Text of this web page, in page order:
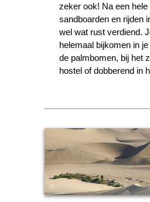
zeker ook! Na een
sandboarden en rijden
wel wat rust verdiend.
helemaal bijkomen in
de palmbomen, bij het
hostel of dobberend in